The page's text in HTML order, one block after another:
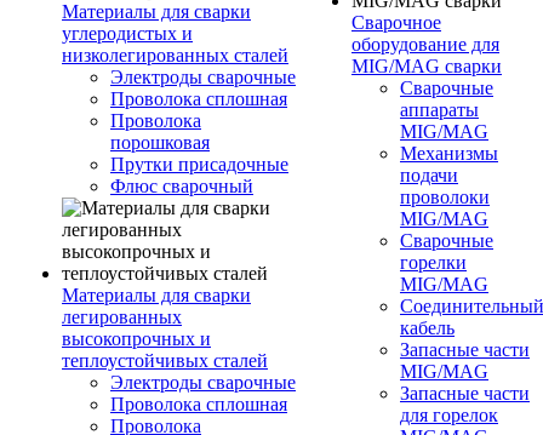
Материалы для сварки
углеродистых и
низколегированных сталей
Электроды сварочные
Проволока сплошная
Проволока
порошковая
Прутки присадочные
Флюс сварочный
Материалы для сварки
легированных
высокопрочных и
теплоустойчивых сталей
Электроды сварочные
Проволока сплошная
Проволока
Сварочное
оборудование для
MIG/MAG сварки
Сварочные
аппараты
MIG/MAG
Механизмы
подачи
проволоки
MIG/MAG
Сварочные
горелки
MIG/MAG
Соединительный
кабель
Запасные части
MIG/MAG
Запасные части
для горелок